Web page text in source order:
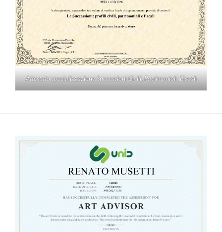
Attestato specializzazione Successioni Civili, Patrimoniali, Fiscali